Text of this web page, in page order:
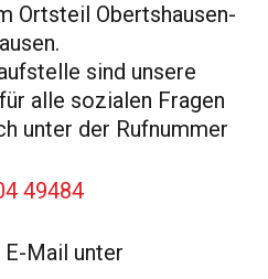
Ortsteil Obertshausen-
sind unsere
alle sozialen Fragen
unter der Rufnummer
49484
Mail unter